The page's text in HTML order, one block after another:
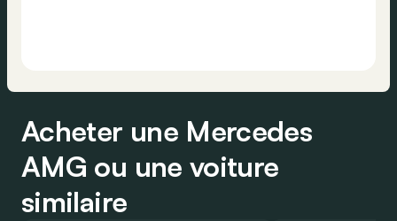
Acheter une Mercedes
AMG ou une voiture
similaire